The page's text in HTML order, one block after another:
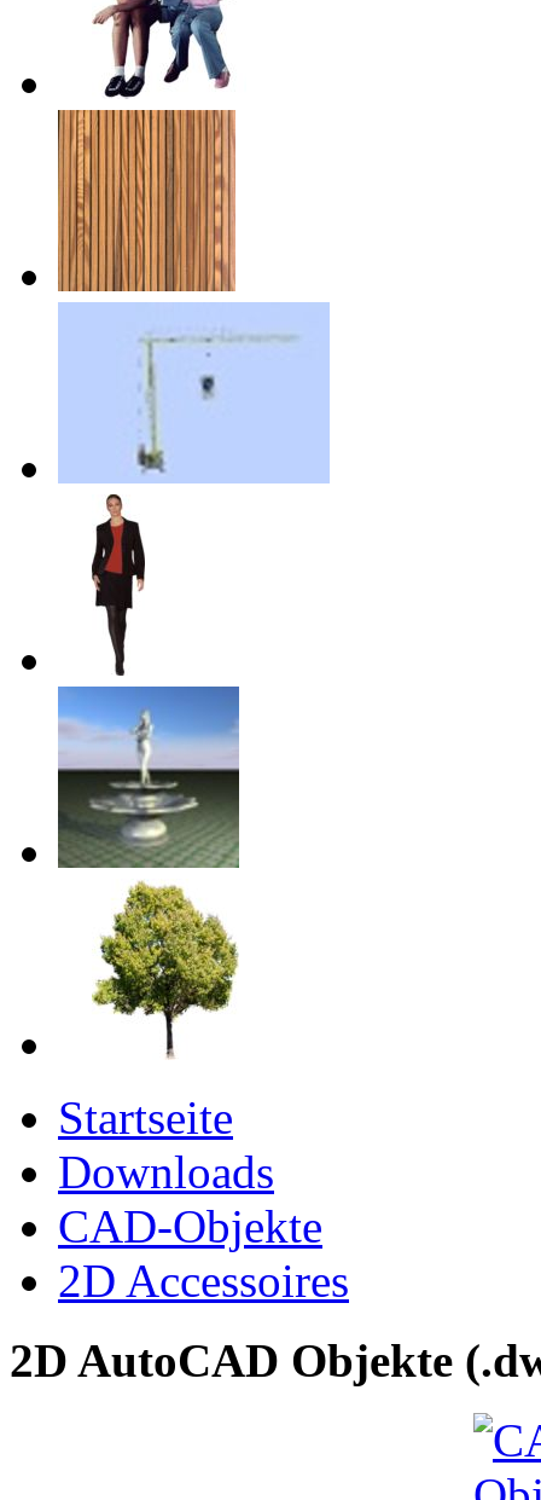
Startseite
Downloads
CAD-Objekte
2D Accessoires
2D AutoCAD Objekte